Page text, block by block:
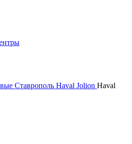
Ставрополь Haval Jolion Haval